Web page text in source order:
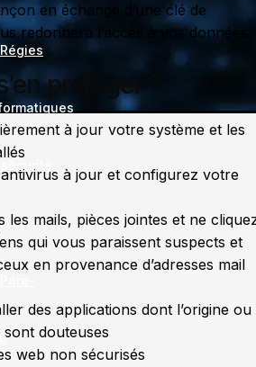
Régies
en échange d’une clé de
redonnera l’accès à vos données.
protéger ?
à jour votre système et les
à jour et configurez votre
les mails, pièces jointes et ne
qui vous paraissent suspects et
en provenance d’adresses mail
des applications dont l’origine ou
douteuses
web non sécurisés